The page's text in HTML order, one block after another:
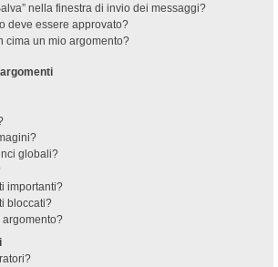
nella finestra di invio dei messaggi?
deve essere approvato?
cima un mio argomento?
globali?
importanti?
bloccati?